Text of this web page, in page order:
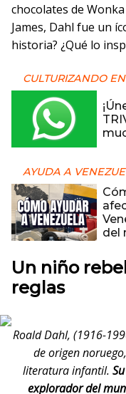
chocolates de
James, Dahl fue un
historia? ¿Qué lo
CULTURIZANDO
AYUDA A
del
Un niño
reglas
Roald Dahl, (1916-
de origen
literatura infantil.
explorador del